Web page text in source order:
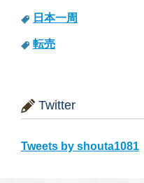
日本一周
転売
Twitter
Tweets by shouta1081